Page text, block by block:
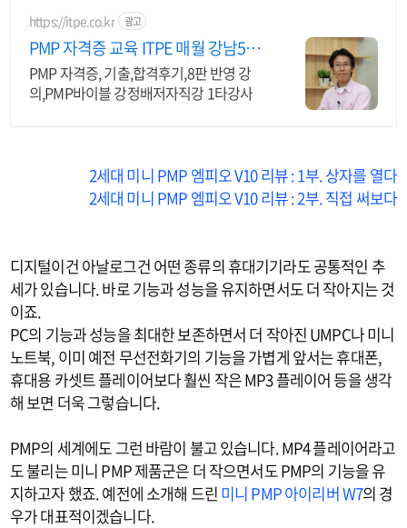
https://itpe.co.kr 광고
PMP 자격증 교육 ITPE 매월 강남5일
저자 직강강의
PMP 자격증, 기출,합격후기,8판 반영 강
의,PMP바이블 강정배저자직강 1타강사
2세대 미니 PMP 엠피오 V10 리뷰 : 1부. 상자를 열다
2세대 미니 PMP 엠피오 V10 리뷰 : 2부. 직접 써보다
디지털이건 아날로그건 어떤 종류의 휴대기기라도 공통적인 추
세가 있습니다. 바로 기능과 성능을 유지하면서도 더 작아지는 것
이죠.
PC의 기능과 성능을 최대한 보존하면서 더 작아진 UMPC나 미니
노트북, 이미 예전 무선전화기의 기능을 가볍게 앞서는 휴대폰,
휴대용 카셋트 플레이어보다 훨씬 작은 MP3 플레이어 등을 생각
해 보면 더욱 그렇습니다.
PMP의 세계에도 그런 바람이 불고 있습니다. MP4 플레이어라고
도 불리는 미니 PMP 제품군은 더 작으면서도 PMP의 기능을 유
지하고자 했죠. 예전에 소개해 드린 미니 PMP 아이리버 W7의 경
우가 대표적이겠습니다.